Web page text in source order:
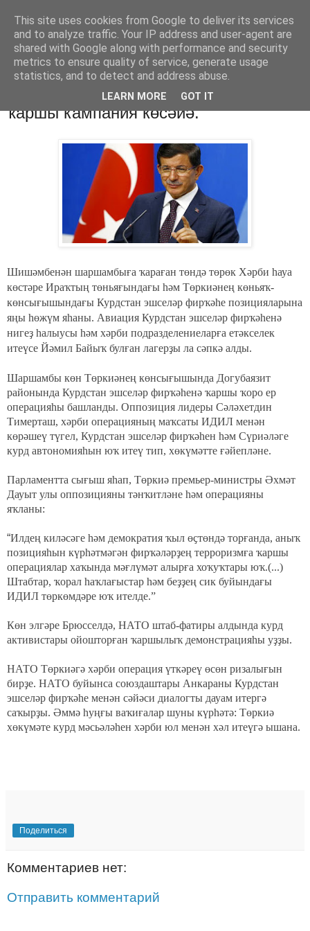
Хәбәрҙәр
четверг, 30 июля 2015 г.
Төркиә: Курдстан эшселәр фирҡәһенә
ҡаршы кампания көсәйә.
Шишәмбенән шаршамбыға ҡараған төндә төрөк Хәрби һауа
көстәре Ираҡтың төньяғындағы һәм Төркиәнең көньяҡ-
көнсығышындағы Курдстан эшселәр фирҡәһе позицияларына
яңы һөжүм яһаны. Авиация Курдстан эшселәр фирҡәһенә
нигеҙ һалыусы һәм хәрби подразделениеларға етәкселек
итеүсе Йәмил Байыҡ булған лагерҙы ла сәпкә алды.
Шаршамбы көн Төркиәнең көнсығышында Догубаязит
районында Курдстан эшселәр фирҡәһенә ҡаршы ҡоро ер
операцияһы башланды. Оппозиция лидеры Сәләхетдин
Тимерташ, хәрби операцияның маҡсаты ИДИЛ менән
көрәшеү түгел, Курдстан эшселәр фирҡәһен һәм Сүриәләге
курд автономияһын юҡ итеү тип, хөкүмәтте ғәйепләне.
Парламентта сығыш яһап, Төркиә премьер-министры Әхмәт
Дауыт улы оппозицияны тәнҡитләне һәм операцияны
яҡланы:
“Илдең киләсәге һәм демократия ҡыл өҫтөндә торғанда, аныҡ
позицияһын күрһәтмәгән фирҡәләрҙең терроризмға ҡаршы
операциялар хаҡында мәғлүмәт алырға хоҡуҡтары юҡ.(...)
Штабтар, ҡорал һаҡлағыстар һәм беҙҙең сик буйындағы
ИДИЛ төркөмдәре юҡ ителде.”
Көн элгәре Брюсселдә, НАТО штаб-фатиры алдында курд
активистары ойошторған ҡаршылыҡ демонстрацияһы уҙҙы.
НАТО Төркиәгә хәрби операция үткәреү өсөн ризалығын
бирҙе. НАТО буйынса союздаштары Анкараны Курдстан
эшселәр фирҡәһе менән сәйәси диалогты дауам итергә
саҡырҙы. Әммә һуңғы ваҡиғалар шуны күрһәтә: Төркиә
хөкүмәте курд мәсьәләһен хәрби юл менән хәл итеүгә ышана.
Поделиться
Комментариев нет:
Отправить комментарий
This site uses cookies from Google to deliver its services
and to analyze traffic. Your IP address and user-agent are
shared with Google along with performance and security
metrics to ensure quality of service, generate usage
statistics, and to detect and address abuse.
LEARN MORE GOT IT